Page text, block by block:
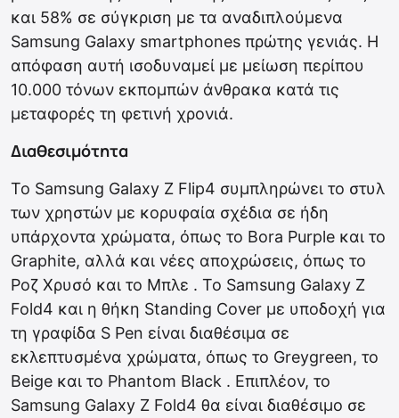
και 58% σε σύγκριση με τα αναδιπλούμενα
Samsung Galaxy smartphones πρώτης γενιάς. Η
απόφαση αυτή ισοδυναμεί με μείωση περίπου
10.000 τόνων εκπομπών άνθρακα κατά τις
μεταφορές τη φετινή χρονιά.
Διαθεσιμότητα
Το Samsung Galaxy Z Flip4 συμπληρώνει το στυλ
των χρηστών με κορυφαία σχέδια σε ήδη
υπάρχοντα χρώματα, όπως το Bora Purple και το
Graphite, αλλά και νέες αποχρώσεις, όπως το
Ροζ Χρυσό και το Μπλε . Το Samsung Galaxy Z
Fold4 και η θήκη Standing Cover με υποδοχή για
τη γραφίδα S Pen είναι διαθέσιμα σε
εκλεπτυσμένα χρώματα, όπως το Greygreen, το
Beige και το Phantom Black . Επιπλέον, το
Samsung Galaxy Z Fold4 θα είναι διαθέσιμο σε